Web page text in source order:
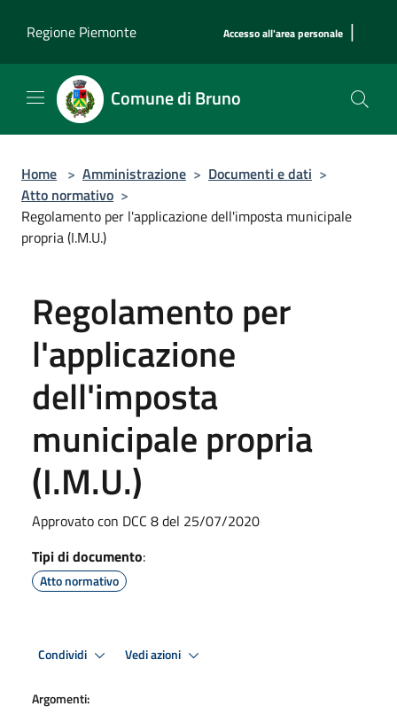
Regione Piemonte
Accesso all'area personale |
Comune di Bruno
Home > Amministrazione > Documenti e dati >
Atto normativo >
Regolamento per l'applicazione dell'imposta municipale
propria (I.M.U.)
Regolamento per
l'applicazione
dell'imposta
municipale propria
(I.M.U.)
Approvato con DCC 8 del 25/07/2020
Tipi di documento:
Atto normativo
Condividi Vedi azioni
Argomenti: